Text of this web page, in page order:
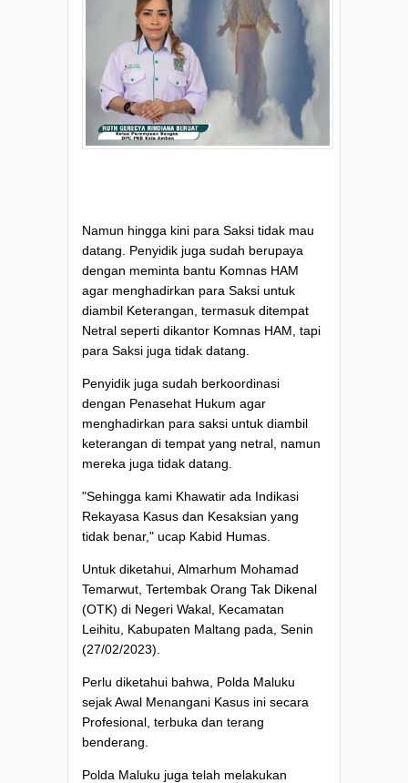
Namun hingga kini para Saksi tidak mau
datang. Penyidik juga sudah berupaya
dengan meminta bantu Komnas HAM
agar menghadirkan para Saksi untuk
diambil Keterangan, termasuk ditempat
Netral seperti dikantor Komnas HAM, tapi
para Saksi juga tidak datang.
Penyidik juga sudah berkoordinasi
dengan Penasehat Hukum agar
menghadirkan para saksi untuk diambil
keterangan di tempat yang netral, namun
mereka juga tidak datang.
"Sehingga kami Khawatir ada Indikasi
Rekayasa Kasus dan Kesaksian yang
tidak benar," ucap Kabid Humas.
Untuk diketahui, Almarhum Mohamad
Temarwut, Tertembak Orang Tak Dikenal
(OTK) di Negeri Wakal, Kecamatan
Leihitu, Kabupaten Maltang pada, Senin
(27/02/2023).
Perlu diketahui bahwa, Polda Maluku
sejak Awal Menangani Kasus ini secara
Profesional, terbuka dan terang
benderang.
Polda Maluku juga telah melakukan